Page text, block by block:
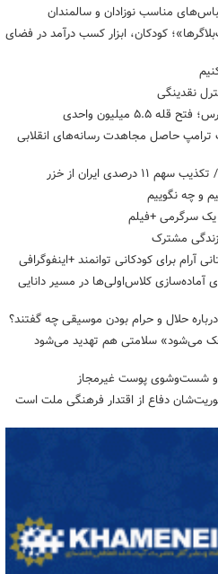
مناسب نوزادان و سالمندان
کودکان، ابزار کسب درآمد در فضای
نقدینگی
حاصل مجاهدت رسانه‌های انقلابی
ایران از خزر
و چه نگوییم
یک سرگرمی +فیلم
زندگی مشترک
آرام برای کودکانی توانمند +اینفوگرافی
تا کلاس درس؛ ۶ گام برای آماده‌سازی کلاس‌اولی‌ها در مسیر دانایی
حلال و حرام بودن موسیقی چه گفتند؟
می‌شود» سلامتی هم تهدید می‌شود
و شست‌وشوی پوست غیرمجاز
دفاع از اقتدار فرهنگی ملت است